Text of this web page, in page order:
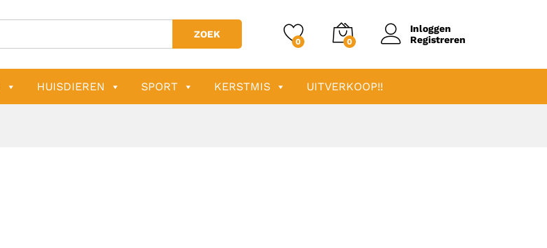
ZOEK
0 0
Inloggen
Registreren
HUISDIEREN SPORT KERSTMIS UITVERKOOP!!